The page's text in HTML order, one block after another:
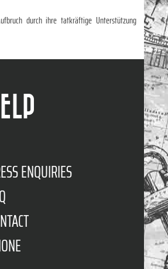
durch ihre tatkräftige Unterstützung
ENQUIRIES